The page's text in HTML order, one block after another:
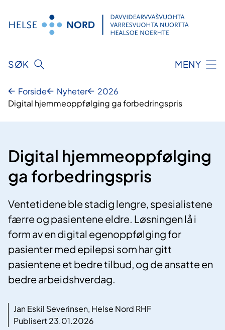
innhold
SØK MENY
Forside Nyheter
2026
Digital hjemmeoppfølging ga forbedringspris
Digital hjemmeoppfølging
ga forbedringspris
Ventetidene ble stadig lengre, spesialistene
færre og pasientene eldre. Løsningen lå i
form av en digital egenoppfølging for
pasienter med epilepsi som har gitt
pasientene et bedre tilbud, og de ansatte en
bedre arbeidshverdag.
Jan Eskil Severinsen, Helse Nord RHF
Publisert 23.01.2026